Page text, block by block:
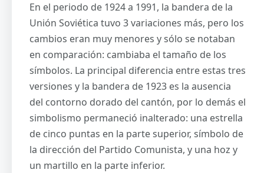
En el periodo de 1924 a 1991, la bandera de la
Unión Soviética tuvo 3 variaciones más, pero los
cambios eran muy menores y sólo se notaban
en comparación: cambiaba el tamaño de los
símbolos. La principal diferencia entre estas tres
versiones y la bandera de 1923 es la ausencia
del contorno dorado del cantón, por lo demás el
simbolismo permaneció inalterado: una estrella
de cinco puntas en la parte superior, símbolo de
la dirección del Partido Comunista, y una hoz y
un martillo en la parte inferior.